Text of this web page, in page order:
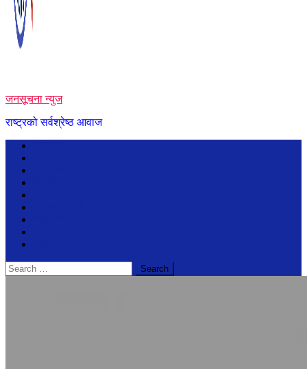
जनसूचना न्युज
राष्ट्रको सर्वश्रेष्ठ आवाज
Search
for: